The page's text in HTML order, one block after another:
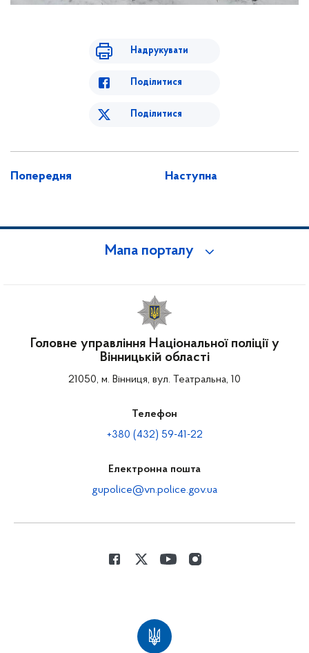
Надрукувати
Поділитися
Поділитися
Попередня Наступна
Мапа порталу
Головне управління Національної поліції у
Вінницькій області
21050, м. Вінниця, вул. Театральна, 10
Телефон
+380 (432) 59-41-22
Електронна пошта
gupolice@vn.police.gov.ua